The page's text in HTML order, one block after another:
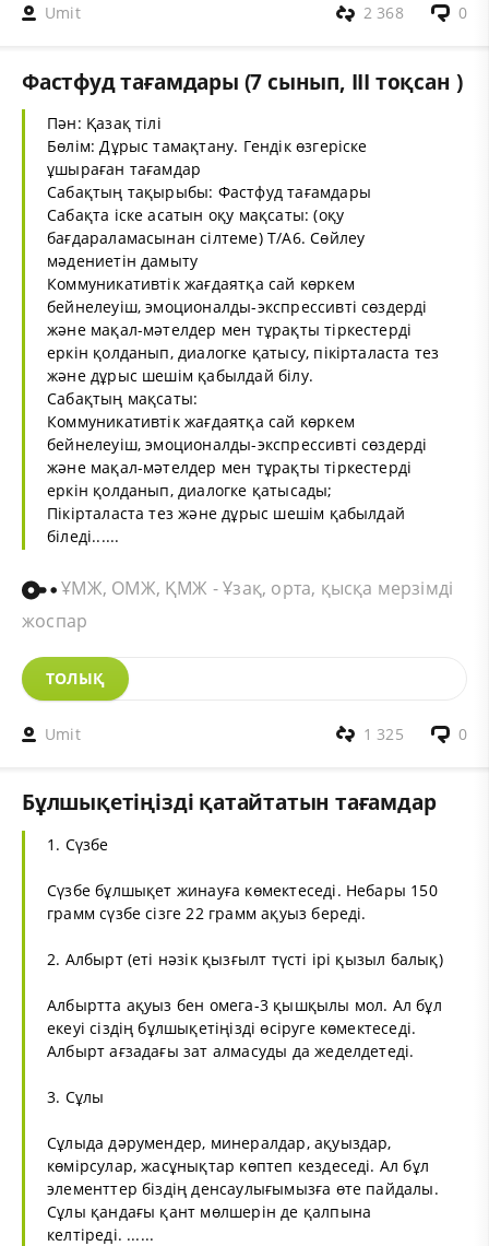
Umit 0
2 368
Фастфуд тағамдары (7 сынып, III тоқсан )
Пән: Қазақ тілі
Бөлім: Дұрыс тамақтану. Гендік өзгеріске
ұшыраған тағамдар
Сабақтың тақырыбы: Фастфуд тағамдары
Сабақта іске асатын оқу мақсаты: (оқу
бағдараламасынан сілтеме) Т/А6. Сөйлеу
мәдениетін дамыту
Коммуникативтік жағдаятқа сай көркем
бейнелеуіш, эмоционалды-экспрессивті сөздерді
және мақал-мәтелдер мен тұрақты тіркестерді
еркін қолданып, диалогке қатысу, пікірталаста тез
және дұрыс шешім қабылдай білу.
Сабақтың мақсаты:
Коммуникативтік жағдаятқа сай көркем
бейнелеуіш, эмоционалды-экспрессивті сөздерді
және мақал-мәтелдер мен тұрақты тіркестерді
еркін қолданып, диалогке қатысады;
Пікірталаста тез және дұрыс шешім қабылдай
біледі......
ҰМЖ, ОМЖ, ҚМЖ - Ұзақ, орта, қысқа мерзімді
жоспар
ТОЛЫҚ
Umit 0
1 325
Бұлшықетіңізді қатайтатын тағамдар
1. Сүзбе
Сүзбе бұлшықет жинауға көмектеседі. Небары 150
грамм сүзбе сізге 22 грамм ақуыз береді.
2. Албырт (еті нәзік қызғылт түсті ірі қызыл балық)
Албыртта ақуыз бен омега-3 қышқылы мол. Ал бұл
екеуі сіздің бұлшықетіңізді өсіруге көмектеседі.
Албырт ағзадағы зат алмасуды да жеделдетеді.
3. Сұлы
Сұлыда дәрумендер, минералдар, ақуыздар,
көмірсулар, жасұнықтар көптеп кездеседі. Ал бұл
элементтер біздің денсаулығымызға өте пайдалы.
Сұлы қандағы қант мөлшерін де қалпына
келтіреді. ......